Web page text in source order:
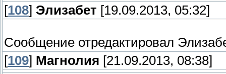
[108] Элизабет [19.09.2013, 05:32]
Сообщение отредактировал
[109] Магнолия [21.09.2013, 08:38]